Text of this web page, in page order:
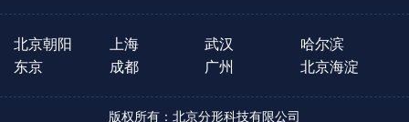
北京朝阳 上海 武汉
哈尔滨
东京
成都 广州 北京海淀
版权所有：北京分形科技有限公司